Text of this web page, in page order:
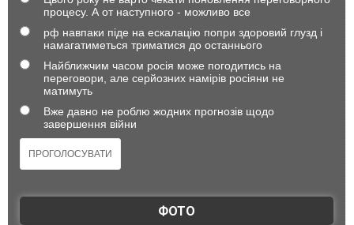
процесу. А от наступного - можливо все
рф навпаки піде на ескалацію попри здоровий глузд і
намагатиметься триматися до останнього
Найближчим часом росія може погодитись на
переговори, але серйозних намірів росіяни не
матимуть
Вже давно не роблю жодних прогнозів щодо
завершення війни
ФОТО